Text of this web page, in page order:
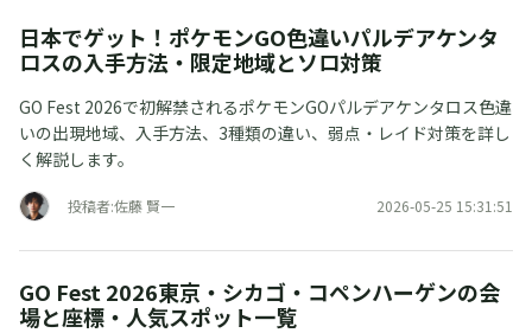
日本でゲット！ポケモンGO色違いパルデアケンタ
ロスの入手方法・限定地域とソロ対策
GO Fest 2026で初解禁されるポケモンGOパルデアケンタロス色違
いの出現地域、入手方法、3種類の違い、弱点・レイド対策を詳し
く解説します。
投稿者:佐藤 賢一 2026-05-25 15:31:51
GO Fest 2026東京・シカゴ・コペンハーゲンの会
場と座標・人気スポット一覧